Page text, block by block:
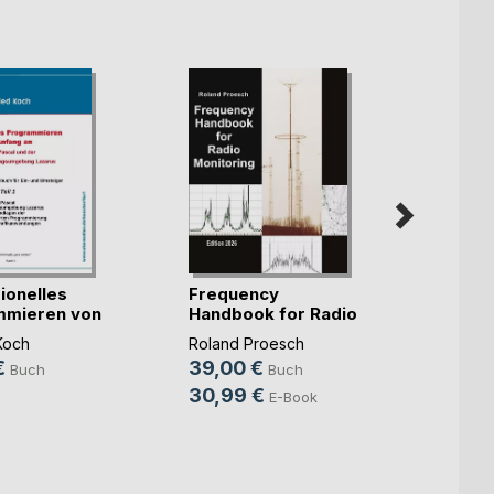
von
Buch
Frequency
Handbook for Radio
Monit(...)
Roland Proesch
39,00 € Buch
30,99 € E-Book